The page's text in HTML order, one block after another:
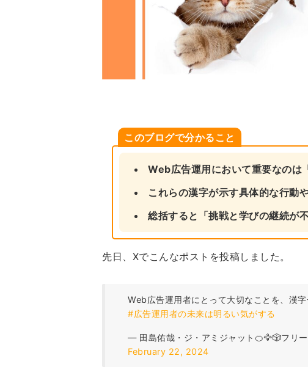
このブログで分かること
Web広告運用において重要なのは
これらの漢字が示す具体的な行動
総括すると「挑戦と学びの継続が
先日、Xでこんなポストを投稿しました。
Web広告運用者にとって大切なことを、漢
#広告運用者の未来は明るい気がする
— 田島佑哉・ジ・アミジャット🍊🦅🎲フリ
February 22, 2024